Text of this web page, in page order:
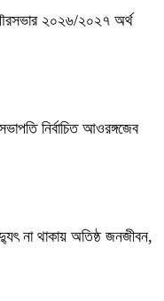
২০২৬/২০২৭ অর্থ
নির্বাচিত আওরঙ্গজেব
না থাকায় অতিষ্ঠ জনজীবন,